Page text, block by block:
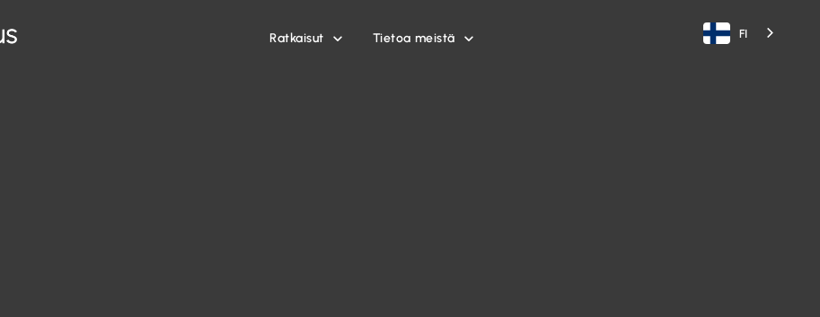
Ratkaisut  Tietoa meistä  FI